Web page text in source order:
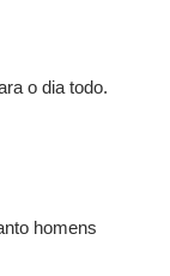
o dia todo.
homens